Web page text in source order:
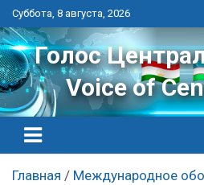
Перейти
к
контенту
Суббота, 8 августа, 2026
Голос
Voice of
Главная
Международное